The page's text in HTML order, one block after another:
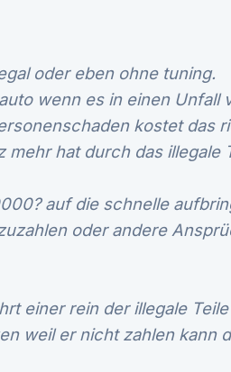
oder eben ohne tuning.
wenn es in einen Unfall
kostet das
hat durch das illegale
auf die schnelle
oder andere
einer rein der illegale
weil er nicht zahlen kann